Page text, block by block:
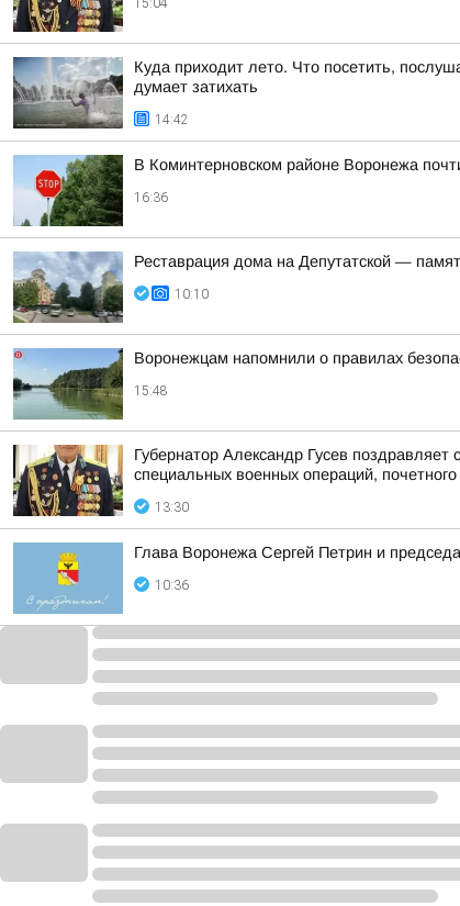
15:04
Куда приходит лето. Что посетить,
думает затихать
14:42
В Коминтерновском районе Воронежа
16:36
Реставрация дома на Депутатской —
10:10
Воронежцам напомнили о правилах
15:48
Губернатор Александр Гусев
специальных военных операций,
13:30
Глава Воронежа Сергей Петрин и
10:36